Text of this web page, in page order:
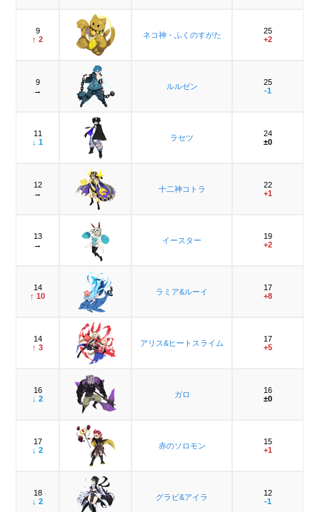
9
↑ 2
ネコ神・ふくのすがた
25
+2
9
→
ルルゼン
25
-1
11
↓ 1
ラセツ
24
±0
12
→
十二神コトラ
22
+1
13
→
イースター
19
+2
14
↑ 10
ラミア&ルーイ
17
+8
14
↑ 3
アリス&ヒートスライム
17
+5
16
↓ 2
ガロ
16
±0
17
↓ 2
赤のソロモン
15
+1
18
↓ 2
グラビ&アイラ
12
-1